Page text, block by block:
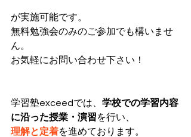
が実施可能です。
無料勉強会のみのご参加でも構いませ
ん。
お気軽にお問い合わせ下さい！
学習塾exceedでは、 学校での学習内容
に沿った授業・演習を行い、
理解と定着を進めております。